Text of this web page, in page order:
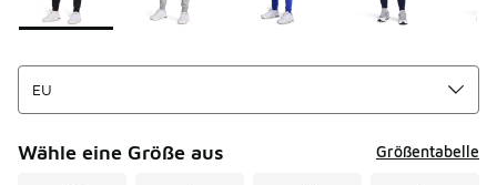
Wähle eine Größe aus Größentabelle